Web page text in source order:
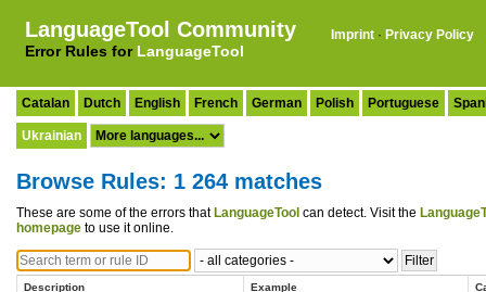
LanguageTool Community
Error Rules for LanguageTool
Imprint · Privacy Policy
Catalan Dutch English French German Polish Portuguese
Ukrainian
Browse Rules: 1 264 matches
These are some of the errors that LanguageTool can detect. Visit the
homepage to use it online.
Description Example